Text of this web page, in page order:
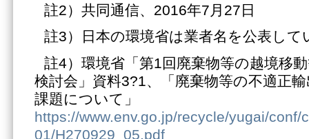
註2）共同通信、2016年7月27日
註3）日本の環境省は業者名を公表して
註4）環境省「第1回廃棄物等の越境移
検討会」資料3?1、「廃棄物等の不適正
課題について」
https://www.env.go.jp/recycle/yugai/conf/
01/H270929_05.pdf